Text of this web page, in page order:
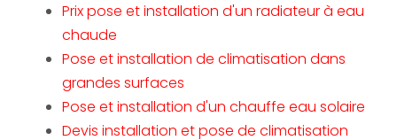
Prix pose et installation d'un radiateur à eau
chaude
Pose et installation de climatisation dans
grandes surfaces
Pose et installation d'un chauffe eau solaire
Devis installation et pose de climatisation